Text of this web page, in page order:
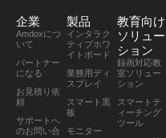
企業
Amdoxにつ
いて
パートナー
になる
お見積り依
頼
サポートへ
のお問い合
製品
インタラク
ティブホワ
イトボード
業務用ディ
スプレイ
スマート黒
板
モニター
教育向け
ソリュー
ション
録画対応教
室ソリュー
ション
スマートテ
ィーチング
ツール